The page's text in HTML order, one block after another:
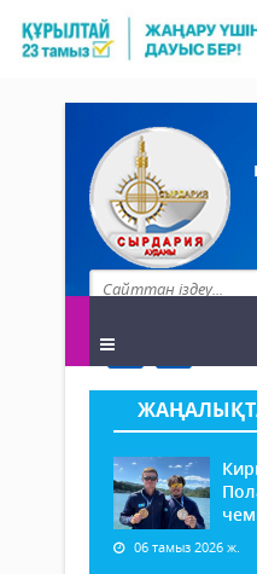
06 тамыз 2026 ж.